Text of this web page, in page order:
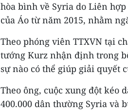
hòa bình về Syria do Liên
của Áo từ năm 2015, nhằm
Theo phóng viên TTXVN tại
tướng Kurz nhận định trong
sự nào có thể giúp giải quyết
Theo ông, cuộc xung đột kéo
400.000 dân thường Syria và